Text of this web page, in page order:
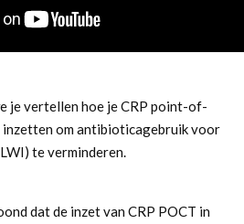
je vertellen hoe je CRP point-of-
om antibioticagebruik voor
te verminderen.
dat de inzet van CRP POCT in